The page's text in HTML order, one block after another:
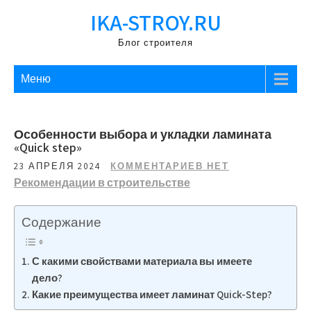
IKA-STROY.RU
Блог строителя
Меню
Особенности выбора и укладки ламината
«Quick step»
23 АПРЕЛЯ 2024 КОММЕНТАРИЕВ НЕТ
Рекомендации в строительстве
Содержание
С какими свойствами материала вы имеете
дело?
Какие преимущества имеет ламинат Quick-Step?